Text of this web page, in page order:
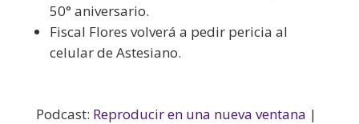
50° aniversario.
Fiscal Flores volverá a pedir pericia al
celular de Astesiano.
Podcast: Reproducir en una nueva ventana |